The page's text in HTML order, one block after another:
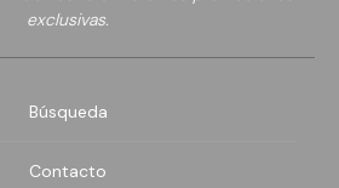
exclusivas.
Búsqueda
Contacto